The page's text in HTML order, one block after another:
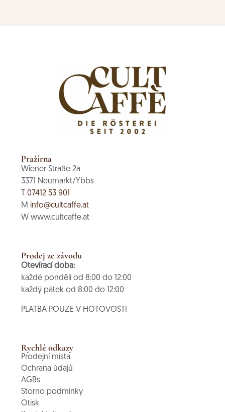
Pražírna
Wiener Straße 2a
3371 Neumarkt/Ybbs
T07412 53 901
M info@cultcaffe.at
W www.cultcaffe.at
Prodej ze závodu
Otevírací doba:
každé pondělí od 8:00 do 12:00
každý pátek od 8:00 do 12:00
PLATBA POUZE V HOTOVOSTI
Rychlé odkazy
Prodejní místa
Ochrana údajů
AGBs
Storno podmínky
Otisk